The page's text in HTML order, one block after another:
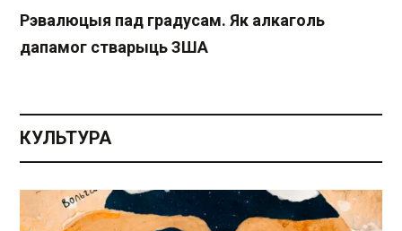
Рэвалюцыя пад градусам. Як алкаголь
дапамог стварыць ЗША
КУЛЬТУРА